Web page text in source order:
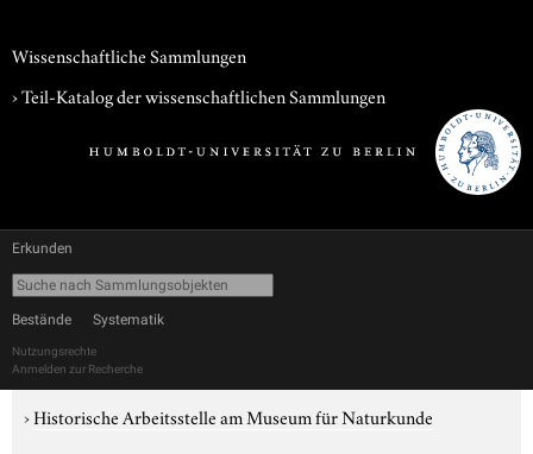
Wissenschaftliche Sammlungen
› Teil-Katalog der wissenschaftlichen Sammlungen
Erkunden
Bestände Systematik
Nutzungsrechte
Anmelden zur Recherche
›Historische Arbeitsstelle am Museum für Naturkunde